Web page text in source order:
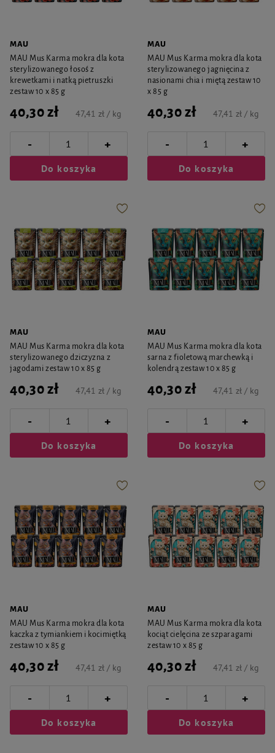
MAU
MAU Mus Karma mokra dla kota
sterylizowanego łosoś z
krewetkami i natką pietruszki
zestaw 10 x 85 g
40,30 zł 47,41 zł / kg
- +
Do koszyka
MAU
MAU Mus Karma mokra dla kota
sterylizowanego jagnięcina z
nasionami chia i miętą zestaw 10
x 85 g
40,30 zł 47,41 zł / kg
- +
Do koszyka
MAU
MAU Mus Karma mokra dla kota
sterylizowanego dziczyzna z
jagodami zestaw 10 x 85 g
40,30 zł 47,41 zł / kg
- +
Do koszyka
MAU
MAU Mus Karma mokra dla kota
sarna z fioletową marchewką i
kolendrą zestaw 10 x 85 g
40,30 zł 47,41 zł / kg
- +
Do koszyka
MAU
MAU Mus Karma mokra dla kota
kaczka z tymiankiem i kocimiętką
zestaw 10 x 85 g
40,30 zł 47,41 zł / kg
- +
Do koszyka
MAU
MAU Mus Karma mokra dla kota
kociąt cielęcina ze szparagami
zestaw 10 x 85 g
40,30 zł 47,41 zł / kg
- +
Do koszyka